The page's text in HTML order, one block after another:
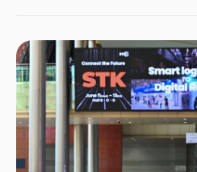
단계로 진입하고 있다는 점을 가장 큰 위
속도전으로 흐를수록 안전은 뒤로 밀릴
독립적 감시 시스템, 글로벌 공조 기반의
강조했다.AI 산업의 경쟁 축이 ‘성능’에서
특히 휴머노이드와 피지컬 AI가 현실 세계
논의는 더 이상 선택이 아니라 핵심 인프
실행하는 시대, “얼마나 통제 가능한가”
AI의 기틀을 세운 세계적 석학이자 튜링